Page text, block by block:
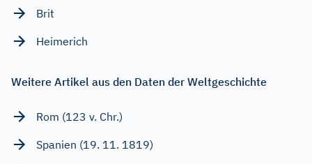
Brit
Heimerich
Weitere Artikel aus den Daten der Weltgeschichte
Rom (123 v. Chr.)
Spanien (19. 11. 1819)